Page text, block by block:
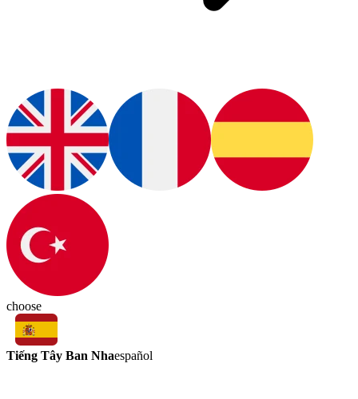
choose
Tiếng Tây Ban Nhaespañol